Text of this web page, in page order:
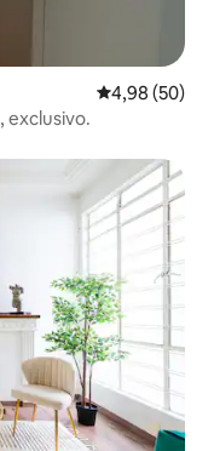
4,98 de uma
4,98 (50)
exclusivo.